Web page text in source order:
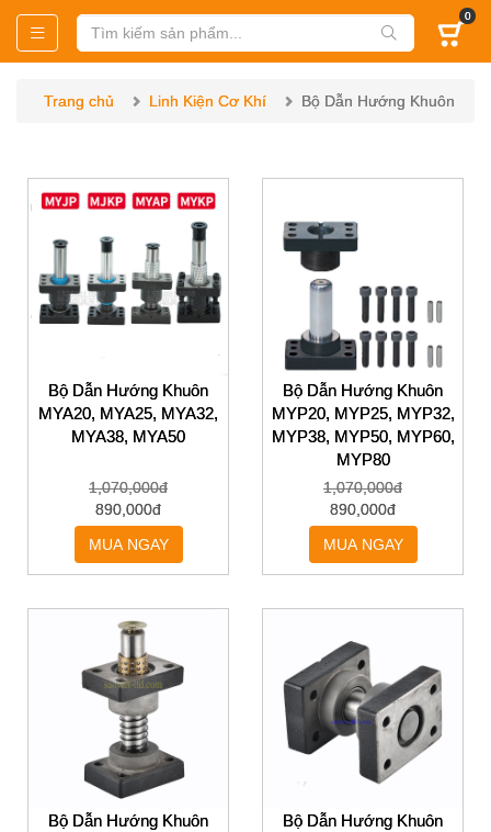
0
Trang chủ Linh Kiện Cơ Khí Bộ Dẫn Hướng Khuôn
Bộ Dẫn Hướng Khuôn
MYA20, MYA25, MYA32,
MYA38, MYA50
1,070,000đ
890,000đ
MUA NGAY
Bộ Dẫn Hướng Khuôn
MYP20, MYP25, MYP32,
MYP38, MYP50, MYP60,
MYP80
1,070,000đ
890,000đ
MUA NGAY
Bộ Dẫn Hướng Khuôn
Bộ Dẫn Hướng Khuôn